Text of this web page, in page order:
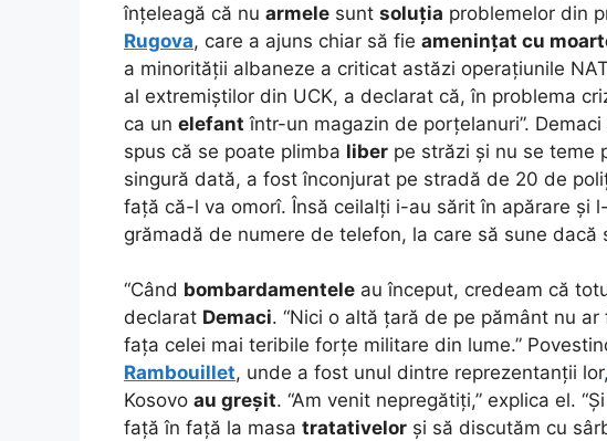
înțeleagă că nu armele sunt soluția problemelor din
Rugova, care a ajuns chiar să fie amenințat cu
a minorității albaneze a criticat astăzi operațiunile
al extremiștilor din UCK, a declarat că, în problema
ca un elefant într-un magazin de porțelanuri”.
spus că se poate plimba liber pe străzi și nu se teme
singură dată, a fost înconjurat pe stradă de 20 de
față că-l va omorî. Însă ceilalți i-au sărit în apărare și
grămadă de numere de telefon, la care să sune dacă
“Când bombardamentele au început, credeam că
declarat Demaci. “Nici o altă țară de pe pământ nu
fața celei mai teribile forțe militare din lume.”
Rambouillet, unde a fost unul dintre reprezentanții lor,
Kosovo au greșit. “Am venit nepregătiți,” explica el.
față în față la masa tratativelor și să discutăm cu